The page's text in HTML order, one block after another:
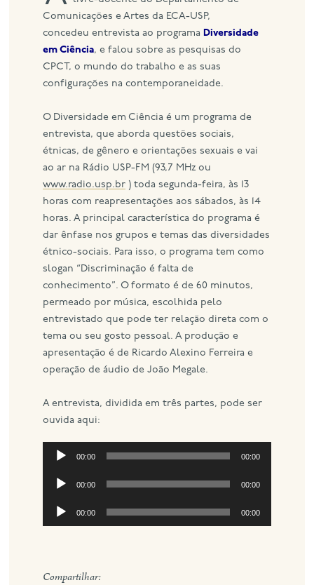
Comunicações e Artes da ECA-USP,
concedeu entrevista ao programa Diversidade
em Ciência, e falou sobre as pesquisas do
CPCT, o mundo do trabalho e as suas
configurações na contemporaneidade.
O Diversidade em Ciência é um programa de
entrevista, que aborda questões sociais,
étnicas, de gênero e orientações sexuais e vai
ao ar na Rádio USP-FM (93,7 MHz ou
www.radio.usp.br ) toda segunda-feira, às 13
horas com reapresentações aos sábados, às 14
horas. A principal característica do programa é
dar ênfase nos grupos e temas das diversidades
étnico-sociais. Para isso, o programa tem como
slogan “Discriminação é falta de
conhecimento”. O formato é de 60 minutos,
permeado por música, escolhida pelo
entrevistado que pode ter relação direta com o
tema ou seu gosto pessoal. A produção e
apresentação é de Ricardo Alexino Ferreira e
operação de áudio de João Megale.
A entrevista, dividida em três partes, pode ser
ouvida aqui:
Tocador
áudio
00:00 00:00
Tocador
áudio
00:00 00:00
Tocador
de
00:00 00:00
Compartilhar: